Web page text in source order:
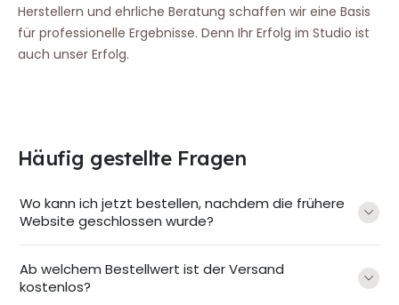
Herstellern und ehrliche Beratung schaffen wir eine Basis
für professionelle Ergebnisse. Denn Ihr Erfolg im Studio ist
auch unser Erfolg.
Häufig gestellte Fragen
Wo kann ich jetzt bestellen, nachdem die frühere
Website geschlossen wurde?
Ab welchem Bestellwert ist der Versand
kostenlos?